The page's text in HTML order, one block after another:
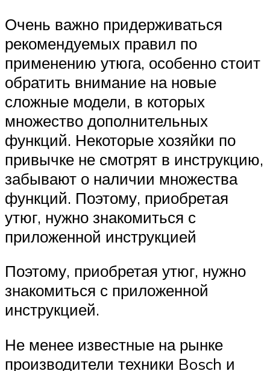
Очень важно придерживаться
рекомендуемых правил по
применению утюга, особенно стоит
обратить внимание на новые
сложные модели, в которых
множество дополнительных
функций. Некоторые хозяйки по
привычке не смотрят в инструкцию,
забывают о наличии множества
функций. Поэтому, приобретая
утюг, нужно знакомиться с
приложенной инструкцией
Поэтому, приобретая утюг, нужно
знакомиться с приложенной
инструкцией.
Не менее известные на рынке
производители техники Bosch и